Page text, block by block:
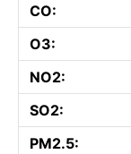
CO:
O3:
NO2:
SO2:
PM2.5: